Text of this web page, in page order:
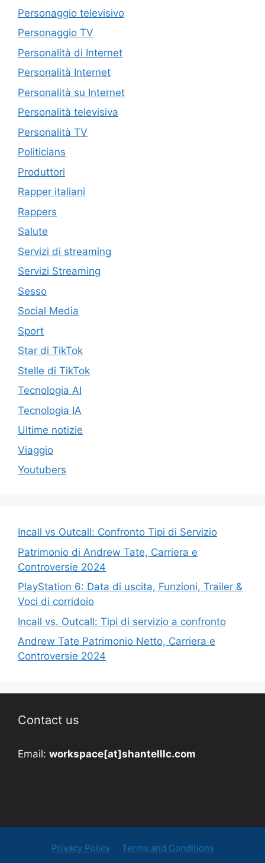
Personaggio televisivo
Personaggio TV
Personalità di Internet
Personalità Internet
Personalità su Internet
Personalità televisiva
Personalità TV
Politicians
Produttori
Rapper italiani
Rappers
Salute
Servizi di streaming
Servizi Streaming
Sesso
Social Media
Sport
Star di TikTok
Stelle di TikTok
Tecnologia AI
Tecnologia IA
Ultime notizie
Viaggio
Youtubers
Incall vs Outcall: Confronto Tipi di Servizio
Patrimonio di Andrew Tate, Carriera e
Controversie 2024
PlayStation 6: Data di uscita, Funzioni, Trailer &
Voci di corridoio
Incall vs. Outcall: Tipi di servizio a confronto
Andrew Tate Patrimonio Netto, Carriera e
Controversie 2024
Contact us
Email: workspace[at]shantelllc.com
Privacy Policy
Terms and Conditions